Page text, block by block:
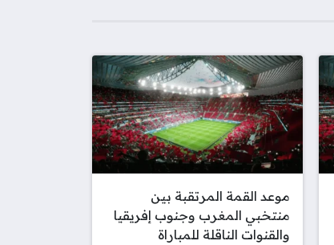
موعد القمة المرتقبة بين
منتخبي المغرب وجنوب إفريقيا
والقنوات الناقلة للمباراة